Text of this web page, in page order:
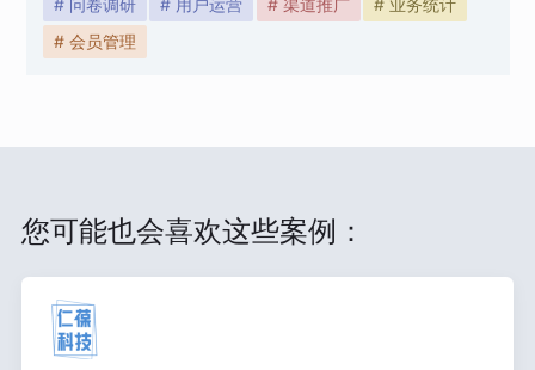
# 问卷调研 # 用户运营 # 渠道推广
# 业务统计
# 会员管理
您可能也会喜欢这些案例：